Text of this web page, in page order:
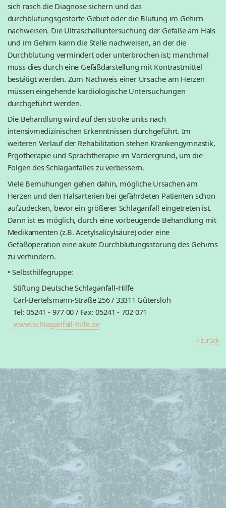
sich rasch die Diagnose sichern und das
durchblutungsgestörte Gebiet oder die Blutung im Gehirn
nachweisen. Die Ultraschalluntersuchung der Gefäße am Hals
und im Gehirn kann die Stelle nachweisen, an der die
Durchblutung vermindert oder unterbrochen ist; manchmal
muss dies durch eine Gefäßdarstellung mit Kontrastmittel
bestätigt werden. Zum Nachweis einer Ursache am Herzen
müssen eingehende kardiologische Untersuchungen
durchgeführt werden.
Die Behandlung wird auf den stroke units nach
intensivmedizinischen Erkenntnissen durchgeführt. Im
weiteren Verlauf der Rehabilitation stehen Krankengymnastik,
Ergotherapie und Sprachtherapie im Vordergrund, um die
Folgen des Schlaganfalles zu verbessern.
Viele Bemühungen gehen dahin, mögliche Ursachen am
Herzen und den Halsarterien bei gefährdeten Patienten schon
aufzudecken, bevor ein größerer Schlaganfall eingetreten ist.
Dann ist es möglich, durch eine vorbeugende Behandlung mit
Medikamenten (z.B. Acetylsalicylsäure) oder eine
Gefäßoperation eine akute Durchblutungsstörung des Gehirns
zu verhindern.
• Selbsthilfegruppe:
Stiftung Deutsche Schlaganfall-Hilfe
Carl-Bertelsmann-Straße 256 / 33311 Gütersloh
Tel: 05241 - 977 00 / Fax: 05241 - 702 071
www.schlaganfall-hilfe.de
< zurück